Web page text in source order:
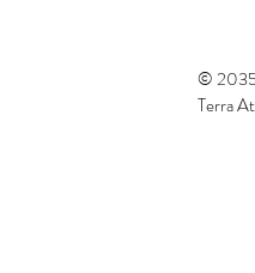
©
Terra